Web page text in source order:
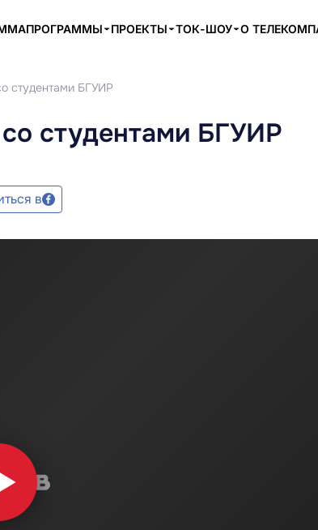
ПРОГРАММЫ ПРОЕКТЫ ТОК-ШОУ О
студентами БГУИР
студентами БГУИР
в